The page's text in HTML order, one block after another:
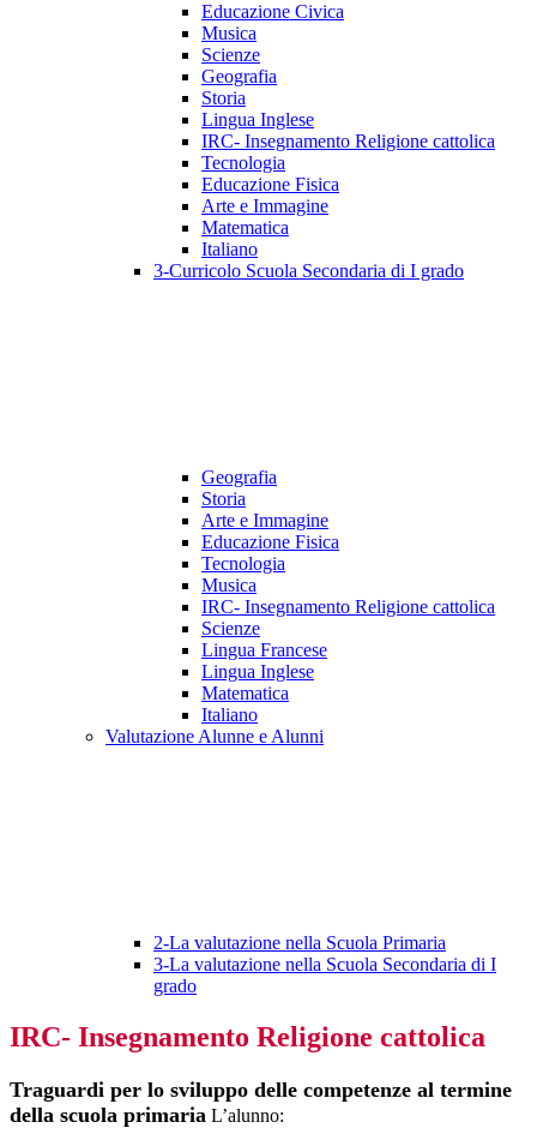
Educazione Civica
Musica
Scienze
Geografia
Storia
Lingua Inglese
IRC- Insegnamento Religione cattolica
Tecnologia
Educazione Fisica
Arte e Immagine
Matematica
Italiano
3-Curricolo Scuola Secondaria di I grado
Geografia
Storia
Arte e Immagine
Educazione Fisica
Tecnologia
Musica
IRC- Insegnamento Religione cattolica
Scienze
Lingua Francese
Lingua Inglese
Matematica
Italiano
Valutazione Alunne e Alunni
2-La valutazione nella Scuola Primaria
3-La valutazione nella Scuola Secondaria di I
grado
IRC- Insegnamento Religione cattolica
Traguardi per lo sviluppo delle competenze al termine
della scuola primaria L’alunno: